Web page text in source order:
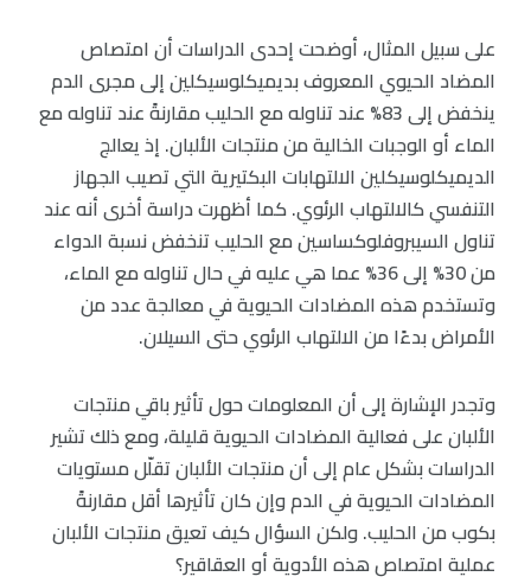
على سبيل المثال، أوضحت إحدى الدراسات أن امتصاص
المضاد الحيوي المعروف بديميكلوسيكلين إلى مجرى الدم
ينخفض إلى 83% عند تناوله مع الحليب مقارنةً عند تناوله مع
الماء أو الوجبات الخالية من منتجات الألبان. إذ يعالج
الديميكلوسيكلين الالتهابات البكتيرية التي تصيب الجهاز
التنفسي كالالتهاب الرئوي. كما أظهرت دراسة أخرى أنه عند
تناول السيبروفلوكساسين مع الحليب تنخفض نسبة الدواء
من 30% إلى 36% عما هي عليه في حال تناوله مع الماء،
وتستخدم هذه المضادات الحيوية في معالجة عدد من
الأمراض بدءًا من الالتهاب الرئوي حتى السيلان.
وتجدر الإشارة إلى أن المعلومات حول تأثير باقي منتجات
الألبان على فعالية المضادات الحيوية قليلة، ومع ذلك تشير
الدراسات بشكل عام إلى أن منتجات الألبان تقلّل مستويات
المضادات الحيوية في الدم وإن كان تأثيرها أقل مقارنةً
بكوب من الحليب. ولكن السؤال كيف تعيق منتجات الألبان
عملية امتصاص هذه الأدوية أو العقاقير؟